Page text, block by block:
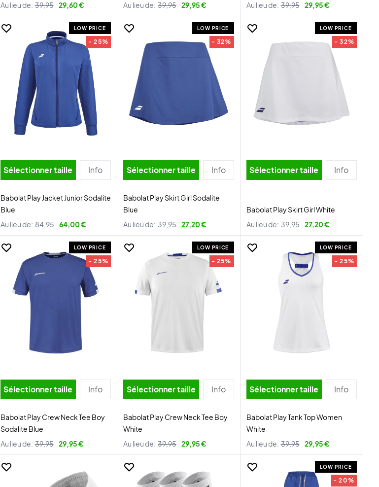
Au lieu de: 39,95 29,60 €
Au lieu de: 39,95 29,95 €
Au lieu de: 39,95 29,95 €
LOW PRICE
- 25%
Sélectionner taille Info
Babolat Play Jacket Junior Sodalite
Blue
Au lieu de: 84,95 64,00 €
LOW PRICE
- 32%
Sélectionner taille Info
Babolat Play Skirt Girl Sodalite
Blue
Au lieu de: 39,95 27,20 €
LOW PRICE
- 32%
Sélectionner taille Info
Babolat Play Skirt Girl White
Au lieu de: 39,95 27,20 €
LOW PRICE
- 25%
Sélectionner taille Info
Babolat Play Crew Neck Tee Boy
Sodalite Blue
Au lieu de: 39,95 29,95 €
LOW PRICE
- 25%
Sélectionner taille Info
Babolat Play Crew Neck Tee Boy
White
Au lieu de: 39,95 29,95 €
LOW PRICE
- 25%
Sélectionner taille Info
Babolat Play Tank Top Women
White
Au lieu de: 39,95 29,95 €
LOW PRICE
- 20%